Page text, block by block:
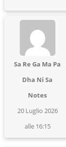
Sa Re Ga Ma Pa
Dha Ni Sa
Notes
20 Luglio 2026
alle 16:15